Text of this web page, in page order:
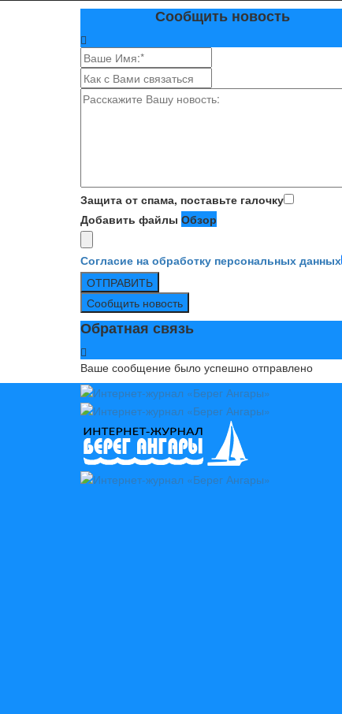
Сообщить новость
Защита от спама, поставьте галочку
Добавить файлы Обзор
Согласие на обработку персональных данных
ОТПРАВИТЬ
Сообщить новость
Обратная связь
Ваше сообщение было успешно отправлено